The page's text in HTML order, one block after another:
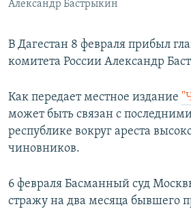
Все сайты РСЕ/РС
Александр Бастрыкин
В Дагестан 8 февраля прибыл
комитета России Александр
Как передает местное издание
может быть связан с
республике вокруг ареста
чиновников.
6 февраля Басманный суд
стражу на два месяца бывшего